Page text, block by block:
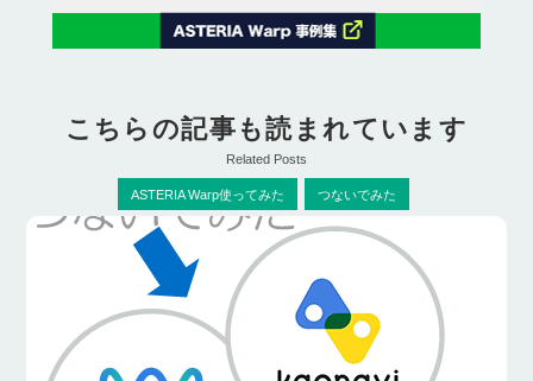
こちらの記事も読まれています
Related Posts
ASTERIA Warp使ってみた つないでみた